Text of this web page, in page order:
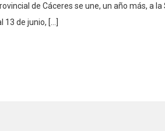
de Cáceres se une, un año más, a la
de junio, […]